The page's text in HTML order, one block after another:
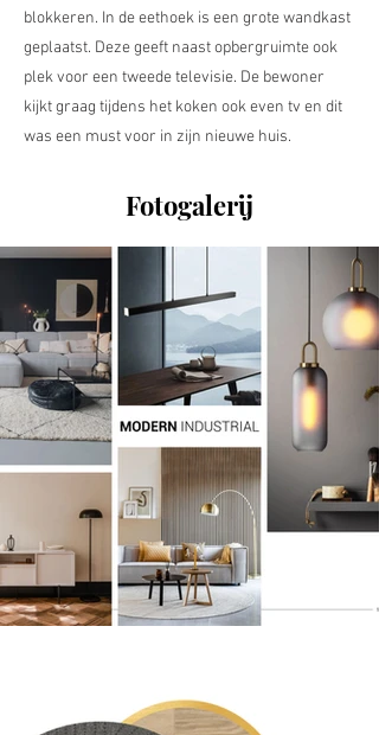
blokkeren. In de eethoek is een grote wandkast
geplaatst. Deze geeft naast opbergruimte ook
plek voor een tweede televisie. De bewoner
kijkt graag tijdens het koken ook even tv en dit
was een must voor in zijn nieuwe huis.
Fotogalerij